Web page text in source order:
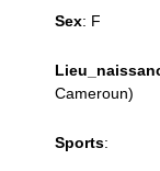
Sex: F
Cameroun)
Sports: